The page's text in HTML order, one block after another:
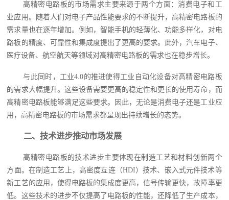
高精密电路板的市场需求主要来源于两个方面：消费电子和工
业应用。随着人们对电子产品性能要求的不断提升，高精密电路板的
需求量也在逐年增加。例如，智能手机的轻薄化、功能多样化，对电
路板的精度、可靠性和集成度提出了更高的要求。此外，汽车电子、
医疗设备、航空航天等领域对高精密电路板的需求也在稳步增长。
与此同时，工业4.0的推进使得工业自动化设备对高精密电路板
的需求大幅提升。这些设备需要更高的稳定性和更长的使用寿命，而
高精密电路板能够满足这些要求。因此，无论是消费电子还是工业应
用，高精密电路板的市场需求都呈现出持续增长的态势。
二、技术进步推动市场发展
高精密电路板的技术进步主要体现在制造工艺和材料创新两个
方面。在制造工艺上，高密度互连（HDI）技术、嵌入式元件技术等
新工艺的应用，使得电路板的集成度更高，信号传输更快，故障率更
低。这些技术的进步不仅提高了电路板的性能，还降低了生产成本，